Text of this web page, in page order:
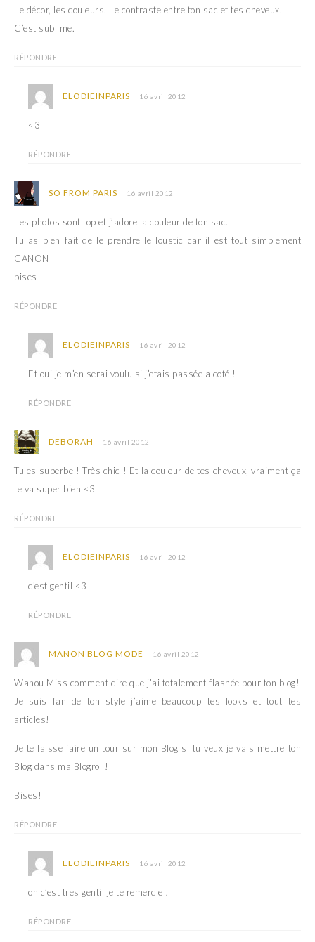
Le décor, les couleurs. Le contraste entre ton sac et tes cheveux.
C’est sublime.
RÉPONDRE
ELODIEINPARIS 16 avril 2012
<3
RÉPONDRE
SO FROM PARIS 16 avril 2012
Les photos sont top et j’adore la couleur de ton sac.
Tu as bien fait de le prendre le loustic car il est tout simplement
CANON
bises
RÉPONDRE
ELODIEINPARIS 16 avril 2012
Et oui je m’en serai voulu si j’etais passée a coté !
RÉPONDRE
DEBORAH 16 avril 2012
Tu es superbe ! Très chic ! Et la couleur de tes cheveux, vraiment ça
te va super bien <3
RÉPONDRE
ELODIEINPARIS 16 avril 2012
c’est gentil <3
RÉPONDRE
MANON BLOG MODE 16 avril 2012
Wahou Miss comment dire que j’ai totalement flashée pour ton blog!
Je suis fan de ton style j’aime beaucoup tes looks et tout tes
articles!
Je te laisse faire un tour sur mon Blog si tu veux je vais mettre ton
Blog dans ma Blogroll!
Bises!
RÉPONDRE
ELODIEINPARIS 16 avril 2012
oh c’est tres gentil je te remercie !
RÉPONDRE